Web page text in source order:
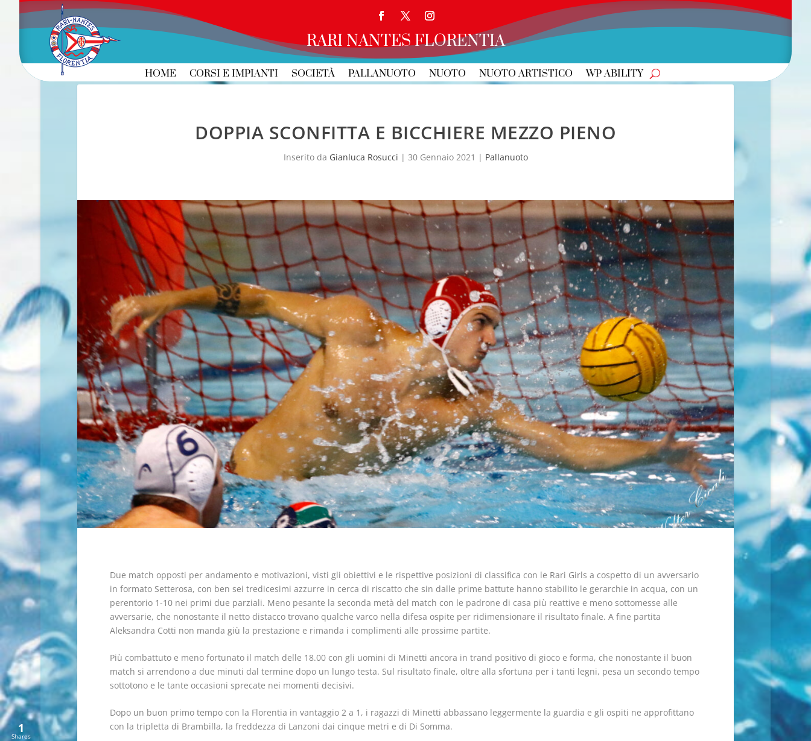
RARI NANTES FLORENTIA
HOME CORSI E IMPIANTI SOCIETÀ PALLANUOTO NUOTO NUOTO ARTISTICO WP ABILITY
DOPPIA SCONFITTA E BICCHIERE MEZZO PIENO
Inserito da Gianluca Rosucci | 30 Gennaio 2021 | Pallanuoto
Due match opposti per andamento e motivazioni, visti gli obiettivi e le rispettive posizioni di classifica con le Rari Girls a cospetto di un avversario
in formato Setterosa, con ben sei tredicesimi azzurre in cerca di riscatto che sin dalle prime battute hanno stabilito le gerarchie in acqua, con un
perentorio 1-10 nei primi due parziali. Meno pesante la seconda metà del match con le padrone di casa più reattive e meno sottomesse alle
avversarie, che nonostante il netto distacco trovano qualche varco nella difesa ospite per ridimensionare il risultato finale. A fine partita
Aleksandra Cotti non manda giù la prestazione e rimanda i complimenti alle prossime partite.
Più combattuto e meno fortunato il match delle 18.00 con gli uomini di Minetti ancora in trand positivo di gioco e forma, che nonostante il buon
match si arrendono a due minuti dal termine dopo un lungo testa. Sul risultato finale, oltre alla sfortuna per i tanti legni, pesa un secondo tempo
sottotono e le tante occasioni sprecate nei momenti decisivi.
Dopo un buon primo tempo con la Florentia in vantaggio 2 a 1, i ragazzi di Minetti abbassano leggermente la guardia e gli ospiti ne approfittano
con la tripletta di Brambilla, la freddezza di Lanzoni dai cinque metri e di Di Somma.
1
Shares